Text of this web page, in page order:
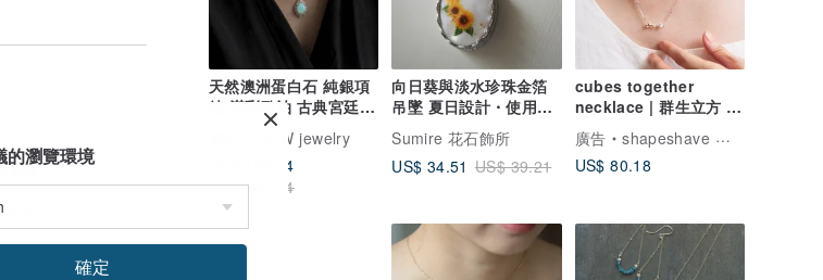
天然澳洲蛋白石 純銀項
鍊 滿彩歐泊 古典宮廷雕
花 復古氣質珠寶
NOW jewelry
US$ 159.94
US$ 181.74
向日葵與淡水珍珠金箔
吊墜 夏日設計・使用金
澤金箔 向日葵
Sumire 花石飾所
US$ 34.51 US$ 39.21
cubes together
necklace | 群生立方 項
鍊
廣告
shapeshave 形研
US$ 80.18
加收
的瀏覽環境
確定